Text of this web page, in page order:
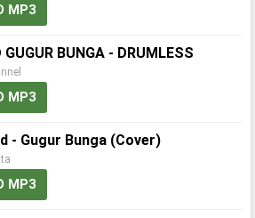
MP3
BUNGA - DRUMLESS
MP3
- Gugur Bunga (Cover)
MP3